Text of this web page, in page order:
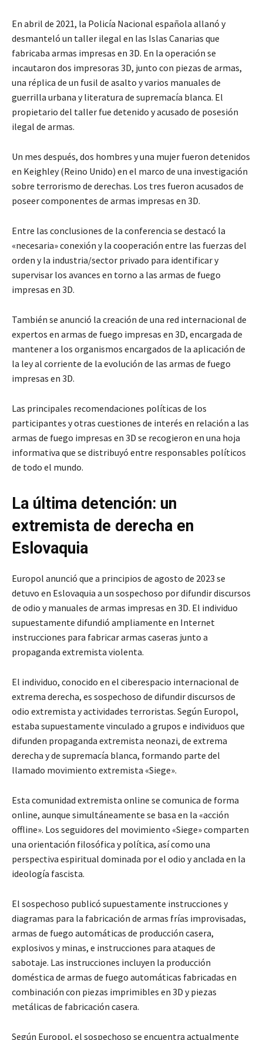
En abril de 2021, la Policía Nacional española allanó y
desmanteló un taller ilegal en las Islas Canarias que
fabricaba armas impresas en 3D. En la operación se
incautaron dos impresoras 3D, junto con piezas de armas,
una réplica de un fusil de asalto y varios manuales de
guerrilla urbana y literatura de supremacía blanca. El
propietario del taller fue detenido y acusado de posesión
ilegal de armas.
Un mes después, dos hombres y una mujer fueron detenidos
en Keighley (Reino Unido) en el marco de una investigación
sobre terrorismo de derechas. Los tres fueron acusados de
poseer componentes de armas impresas en 3D.
Entre las conclusiones de la conferencia se destacó la
«necesaria» conexión y la cooperación entre las fuerzas del
orden y la industria/sector privado para identificar y
supervisar los avances en torno a las armas de fuego
impresas en 3D.
También se anunció la creación de una red internacional de
expertos en armas de fuego impresas en 3D, encargada de
mantener a los organismos encargados de la aplicación de
la ley al corriente de la evolución de las armas de fuego
impresas en 3D.
Las principales recomendaciones políticas de los
participantes y otras cuestiones de interés en relación a las
armas de fuego impresas en 3D se recogieron en una hoja
informativa que se distribuyó entre responsables políticos
de todo el mundo.
La última detención: un
extremista de derecha en
Eslovaquia
Europol anunció que a principios de agosto de 2023 se
detuvo en Eslovaquia a un sospechoso por difundir discursos
de odio y manuales de armas impresas en 3D. El individuo
supuestamente difundió ampliamente en Internet
instrucciones para fabricar armas caseras junto a
propaganda extremista violenta.
El individuo, conocido en el ciberespacio internacional de
extrema derecha, es sospechoso de difundir discursos de
odio extremista y actividades terroristas. Según Europol,
estaba supuestamente vinculado a grupos e individuos que
difunden propaganda extremista neonazi, de extrema
derecha y de supremacía blanca, formando parte del
llamado movimiento extremista «Siege».
Esta comunidad extremista online se comunica de forma
online, aunque simultáneamente se basa en la «acción
offline». Los seguidores del movimiento «Siege» comparten
una orientación filosófica y política, así como una
perspectiva espiritual dominada por el odio y anclada en la
ideología fascista.
El sospechoso publicó supuestamente instrucciones y
diagramas para la fabricación de armas frías improvisadas,
armas de fuego automáticas de producción casera,
explosivos y minas, e instrucciones para ataques de
sabotaje. Las instrucciones incluyen la producción
doméstica de armas de fuego automáticas fabricadas en
combinación con piezas imprimibles en 3D y piezas
metálicas de fabricación casera.
Según Europol, el sospechoso se encuentra actualmente